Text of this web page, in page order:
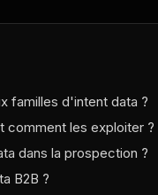
familles d'intent data ?
comment les exploiter ?
dans la prospection ?
B2B ?